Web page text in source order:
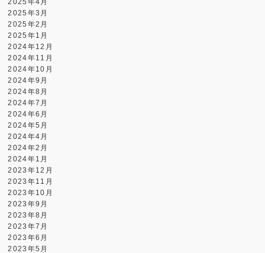
2025年4月
2025年3月
2025年2月
2025年1月
2024年12月
2024年11月
2024年10月
2024年9月
2024年8月
2024年7月
2024年6月
2024年5月
2024年4月
2024年2月
2024年1月
2023年12月
2023年11月
2023年10月
2023年9月
2023年8月
2023年7月
2023年6月
2023年5月